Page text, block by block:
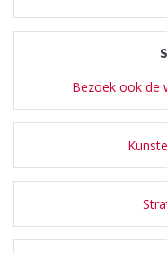
Bezoek ook de